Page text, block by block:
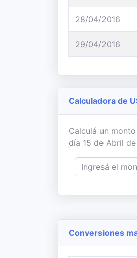
28/04/2016
29/04/2016
Calculadora de
Calculá un
día 15 de Abril
Conversiones